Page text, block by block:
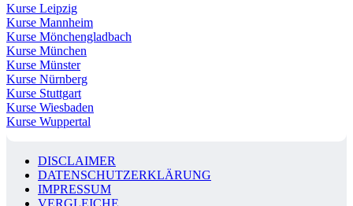
Kurse Leipzig
Kurse Mannheim
Kurse Mönchengladbach
Kurse München
Kurse Münster
Kurse Nürnberg
Kurse Stuttgart
Kurse Wiesbaden
Kurse Wuppertal
DISCLAIMER
DATENSCHUTZERKLÄRUNG
IMPRESSUM
VERGLEICHE